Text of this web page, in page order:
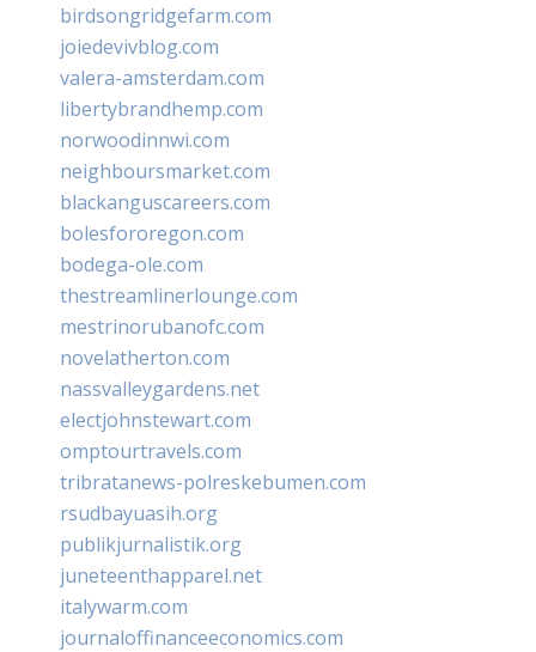
birdsongridgefarm.com
joiedevivblog.com
valera-amsterdam.com
libertybrandhemp.com
norwoodinnwi.com
neighboursmarket.com
blackanguscareers.com
bolesfororegon.com
bodega-ole.com
thestreamlinerlounge.com
mestrinorubanofc.com
novelatherton.com
nassvalleygardens.net
electjohnstewart.com
omptourtravels.com
tribratanews-polreskebumen.com
rsudbayuasih.org
publikjurnalistik.org
juneteenthapparel.net
italywarm.com
journaloffinanceeconomics.com